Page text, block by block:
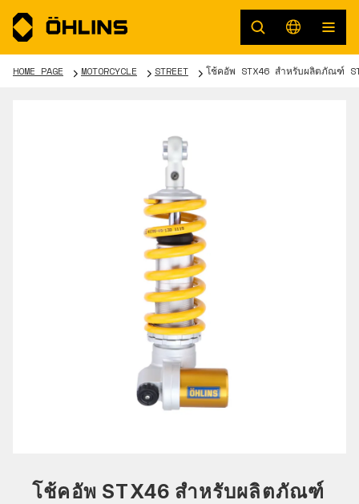
HOME PAGE MOTORCYCLE STREET โช้คอัพ STX46 สำหรับผลิตภัณฑ์
โช้คอัพ STX46 สำหรับผลิตภัณฑ์